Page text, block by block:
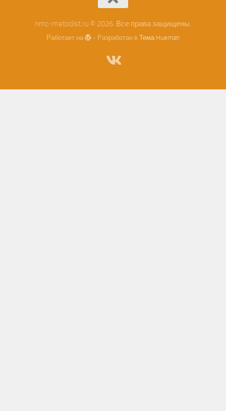
nmc-metodist.ru © 2026. Все права защищены.
Работает на - Разработан вТема Hueman